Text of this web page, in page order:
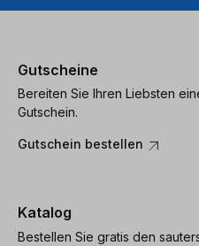
Gutscheine
Bereiten Sie Ihren Liebsten
Gutschein.
Gutschein bestellen
Katalog
Bestellen Sie gratis den